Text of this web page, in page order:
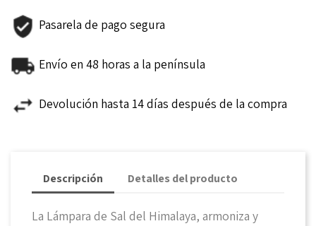
Pasarela de pago segura
Envío en 48 horas a la península
Devolución hasta 14 días después de la compra
Descripción Detalles del producto
La Lámpara de Sal del Himalaya, armoniza y